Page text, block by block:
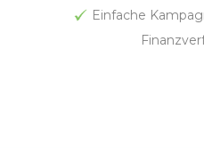
Einfache